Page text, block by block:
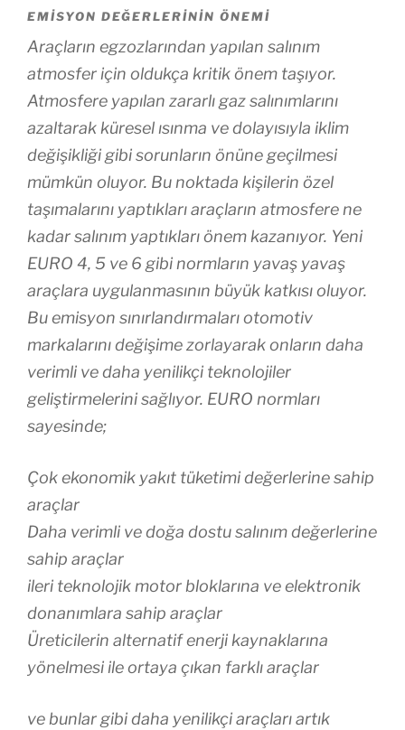
EMISYON DEĞERLERININ ÖNEMI
Araçların egzozlarından yapılan salınım
atmosfer için oldukça kritik önem taşıyor.
Atmosfere yapılan zararlı gaz salınımlarını
azaltarak küresel ısınma ve dolayısıyla iklim
değişikliği gibi sorunların önüne geçilmesi
mümkün oluyor. Bu noktada kişilerin özel
taşımalarını yaptıkları araçların atmosfere ne
kadar salınım yaptıkları önem kazanıyor. Yeni
EURO 4, 5 ve 6 gibi normların yavaş yavaş
araçlara uygulanmasının büyük katkısı oluyor.
Bu emisyon sınırlandırmaları otomotiv
markalarını değişime zorlayarak onların daha
verimli ve daha yenilikçi teknolojiler
geliştirmelerini sağlıyor. EURO normları
sayesinde;
Çok ekonomik yakıt tüketimi değerlerine sahip
araçlar
Daha verimli ve doğa dostu salınım değerlerine
sahip araçlar
ileri teknolojik motor bloklarına ve elektronik
donanımlara sahip araçlar
Üreticilerin alternatif enerji kaynaklarına
yönelmesi ile ortaya çıkan farklı araçlar
ve bunlar gibi daha yenilikçi araçları artık